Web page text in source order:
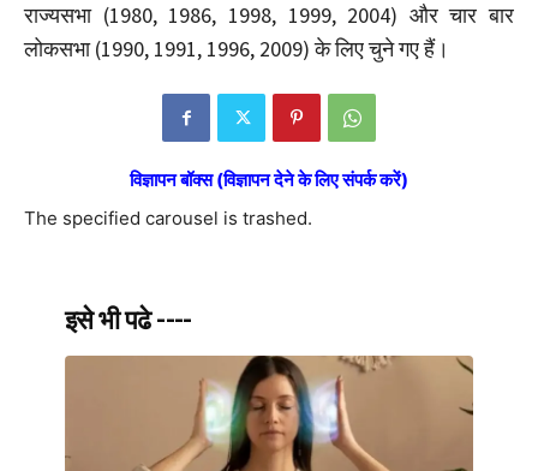
राज्यसभा (1980, 1986, 1998, 1999, 2004) और चार बार
लोकसभा (1990, 1991, 1996, 2009) के लिए चुने गए हैं।
विज्ञापन बॉक्स (विज्ञापन देने के लिए संपर्क करें)
The specified carousel is trashed.
इसे भी पढे ----